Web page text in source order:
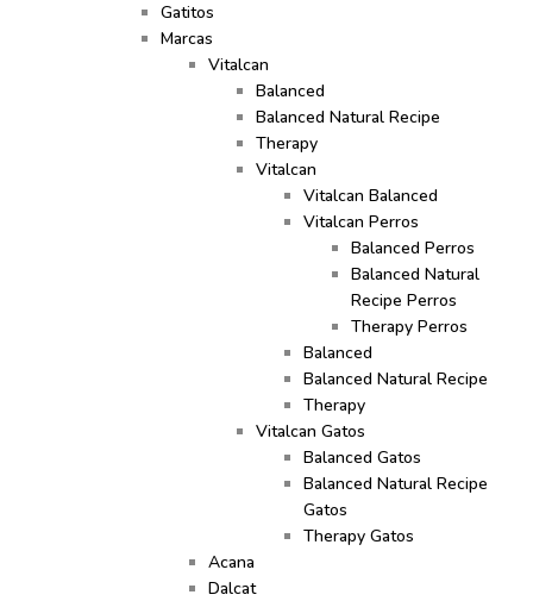
Gatitos
Marcas
Vitalcan
Balanced
Balanced Natural Recipe
Therapy
Vitalcan
Vitalcan Balanced
Vitalcan Perros
Balanced Perros
Balanced Natural
Recipe Perros
Therapy Perros
Balanced
Balanced Natural Recipe
Therapy
Vitalcan Gatos
Balanced Gatos
Balanced Natural Recipe
Gatos
Therapy Gatos
Acana
Dalcat